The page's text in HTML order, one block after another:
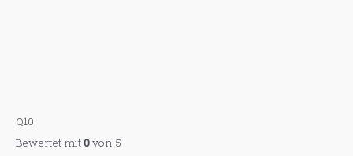
Q10
Bewertet mit0von 5